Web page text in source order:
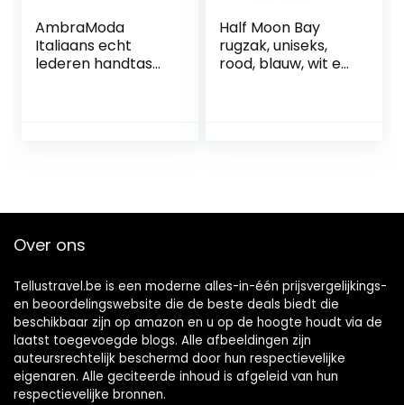
AmbraModa
Italiaans echt
lederen handtas
Half Moon Bay
rugzak, uniseks,
rood, blauw, wit en
Over ons
Tellustravel.be is een moderne alles-in-één prijsvergelijkings-
en beoordelingswebsite die de beste deals biedt die
beschikbaar zijn op amazon en u op de hoogte houdt via de
laatst toegevoegde blogs. Alle afbeeldingen zijn
auteursrechtelijk beschermd door hun respectievelijke
eigenaren. Alle geciteerde inhoud is afgeleid van hun
respectievelijke bronnen.